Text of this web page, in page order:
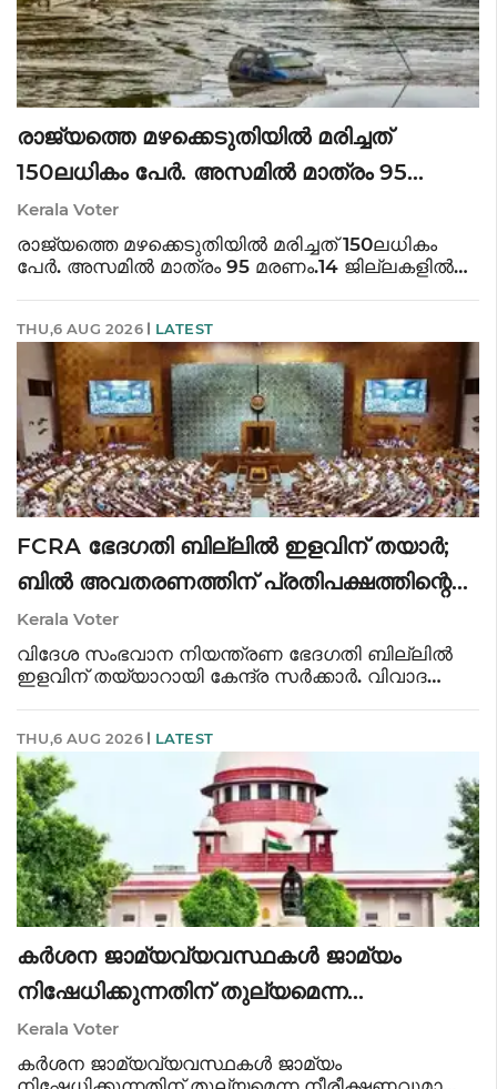
രാജ്യത്തെ മഴക്കെടുതിയിൽ മരിച്ചത്
150ലധികം പേർ. അസമിൽ മാത്രം 95
മരണം
Kerala Voter
രാജ്യത്തെ മഴക്കെടുതിയിൽ മരിച്ചത് 150ലധികം
പേർ. അസമിൽ മാത്രം 95 മരണം.14 ജില്ലകളിൽ
നൽകി.ഡൽഹിയിലും ശക്തമായ മഴ. അസമിലെ
മഴക്കെടുതിയിൽ ക
THU,6 AUG 2026 LATEST
FCRA ഭേദഗതി ബില്ലിൽ ഇളവിന് തയാർ;
ബിൽ അവതരണത്തിന് പ്രതിപക്ഷത്തിന്റെ
സഹകരണം തേടി കേന്ദ്രം
Kerala Voter
വിദേശ സംഭവാന നിയന്ത്രണ ഭേദഗതി ബില്ലിൽ
ഇളവിന് തയ്യാറായി കേന്ദ്ര സർക്കാർ. വിവാദ
സ്ഥാപനങ്ങളുടെ സ്വത്ത് കേന്ദ്രസർക്കാർ
കണ്ടുകെട
THU,6 AUG 2026 LATEST
കർശന ജാമ്യവ്യവസ്ഥകൾ ജാമ്യം
നിഷേധിക്കുന്നതിന് തുല്യമെന്ന
നീരീക്ഷണവുമായി സുപ്രീംകോടതി
Kerala Voter
കർശന ജാമ്യവ്യവസ്ഥകൾ ജാമ്യം